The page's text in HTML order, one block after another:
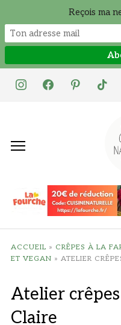
instagramfacebookpinteresttiktok
ACCUEIL » CRÊPES À LA
ET VEGAN » ATELIER
Atelier
Claire
Reçois ma